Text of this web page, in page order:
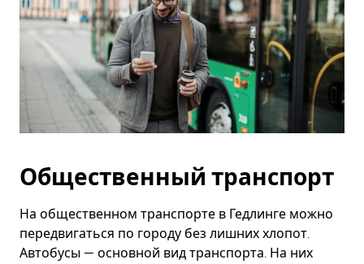
Общественный транспорт
На общественном транспорте в Гедлинге можно
передвигаться по городу без лишних хлопот.
Автобусы — основной вид транспорта. На них